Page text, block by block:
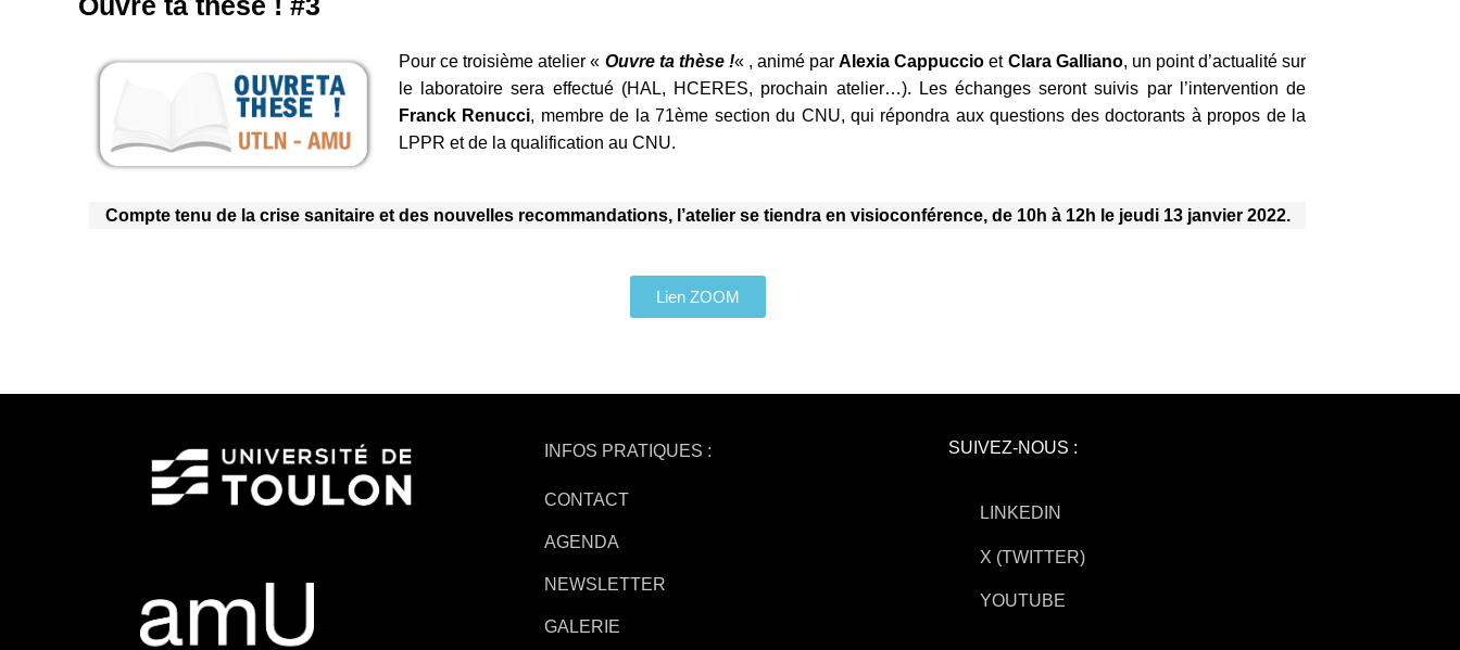
Pour ce troisième atelier « Ouvre ta thèse !« , animé parAlexia Cappuccio et Clara Galliano, un point d’actualité sur
le laboratoire sera effectué (HAL, HCERES, prochain atelier…). Les échanges seront suivis par l’intervention de
Franck Renucci, membre de la 71ème section du CNU, qui répondra aux questions des doctorants à propos de la
LPPR et de la qualification au CNU.
Compte tenu de la crise sanitaire et des nouvelles recommandations, l’atelier se tiendra en visioconférence, de 10h à 12h le jeudi 13 janvier 2022.
Lien ZOOM
INFOS PRATIQUES :
CONTACT
AGENDA
NEWSLETTER
GALERIE
SUIVEZ-NOUS :
LINKEDIN
X (TWITTER)
YOUTUBE